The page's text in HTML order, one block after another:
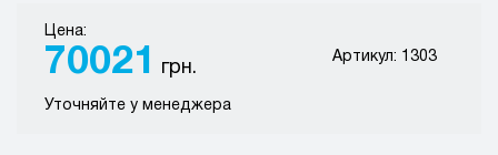
Цена:
70021 грн.
Артикул: 1303
Уточняйте у менеджера